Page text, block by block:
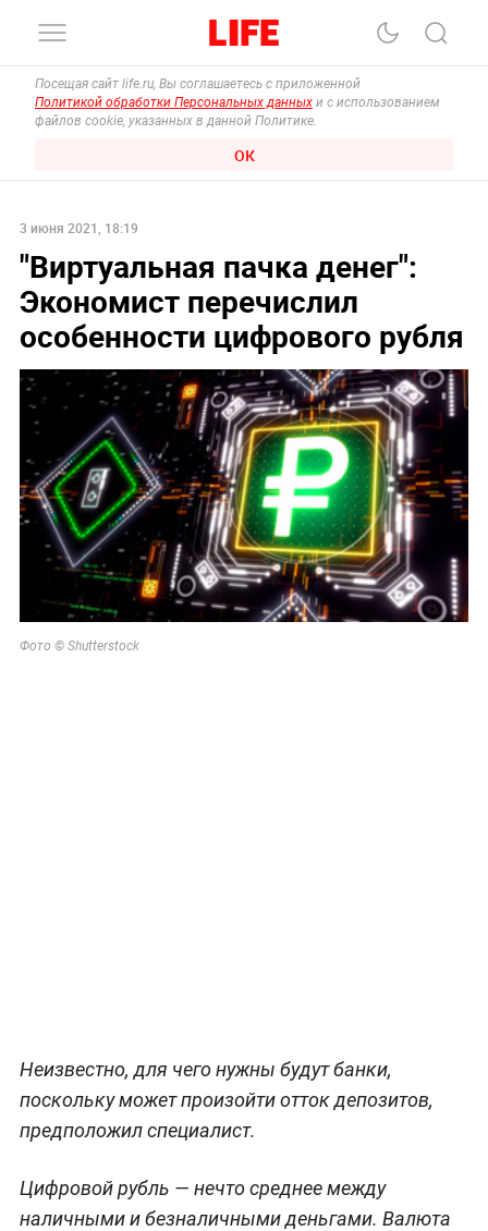
Посещая сайт life.ru, Вы соглашаетесь с приложенной
Политикой обработки Персональных данных и с использованием
файлов cookie, указанных в данной Политике.
ОК
3 июня 2021, 18:19
"Виртуальная пачка денег":
Экономист перечислил
особенности цифрового рубля
Фото © Shutterstock
Неизвестно, для чего нужны будут банки,
поскольку может произойти отток депозитов,
предположил специалист.
Цифровой рубль — нечто среднее между
наличными и безналичными деньгами. Валюта